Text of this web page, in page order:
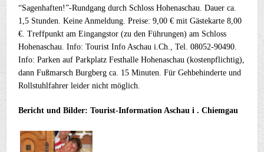
“Sagenhaften!”-Rundgang durch Schloss Hohenaschau. Dauer ca.
1,5 Stunden. Keine Anmeldung. Preise: 9,00 € mit Gästekarte 8,00
€. Treffpunkt am Eingangstor (zu den Führungen) am Schloss
Hohenaschau. Info: Tourist Info Aschau i.Ch., Tel. 08052-90490.
Info: Parken auf Parkplatz Festhalle Hohenaschau (kostenpflichtig),
dann Fußmarsch Burgberg ca. 15 Minuten. Für Gehbehinderte und
Rollstuhlfahrer leider nicht möglich.
Bericht und Bilder: Tourist-Information Aschau i . Chiemgau